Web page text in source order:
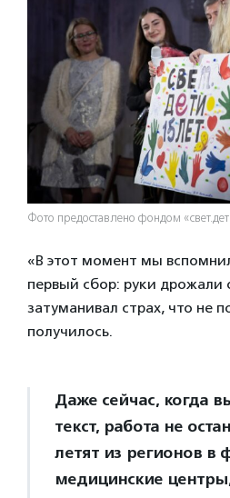
Фото предоставлено фондом
«В этот момент мы
первый сбор: руки дрожали
затуманивал страх, что не
получилось.
Даже сейчас, когда
текст, работа не
летят из регионов в
медицинские